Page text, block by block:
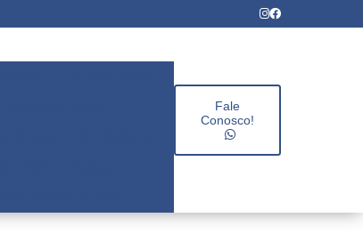
Fale
Conosco!